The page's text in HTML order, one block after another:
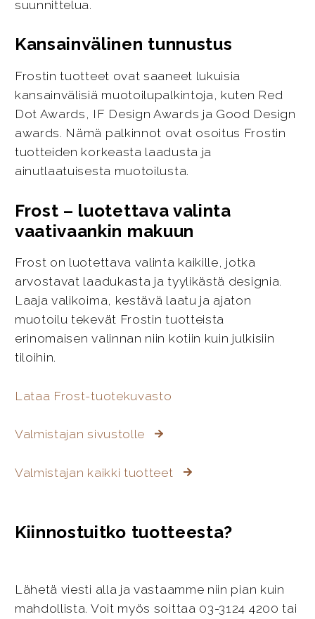
suunnittelua.
Kansainvälinen tunnustus
Frostin tuotteet ovat saaneet lukuisia
kansainvälisiä muotoilupalkintoja, kuten Red
Dot Awards, IF Design Awards ja Good Design
awards. Nämä palkinnot ovat osoitus Frostin
tuotteiden korkeasta laadusta ja
ainutlaatuisesta muotoilusta.
Frost – luotettava valinta
vaativaankin makuun
Frost on luotettava valinta kaikille, jotka
arvostavat laadukasta ja tyylikästä designia.
Laaja valikoima, kestävä laatu ja ajaton
muotoilu tekevät Frostin tuotteista
erinomaisen valinnan niin kotiin kuin julkisiin
tiloihin.
Lataa Frost-tuotekuvasto
Valmistajan sivustolle
Valmistajan kaikki tuotteet
Kiinnostuitko tuotteesta?
Lähetä viesti alla ja vastaamme niin pian kuin
mahdollista. Voit myös soittaa 03-3124 4200 tai